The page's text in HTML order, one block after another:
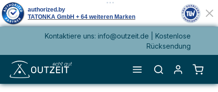
springenKontaktiere uns: info@outzeit.de | Kostenlose
Rücksendung